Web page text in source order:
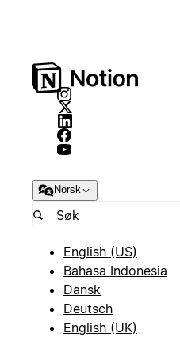
Norsk
English (US)
Bahasa Indonesia
Dansk
Deutsch
English (UK)